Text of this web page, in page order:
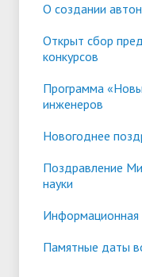
Личный прием
О создании
Открыт сбор
конкурсов
Программа
инженеров
Новогоднее
Поздравление
науки
Информационная
Памятные даты